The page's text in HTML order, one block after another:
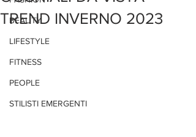
BEAUTY
LIFESTYLE
FITNESS
PEOPLE
STILISTI EMERGENTI
TREND INVERNO 2023